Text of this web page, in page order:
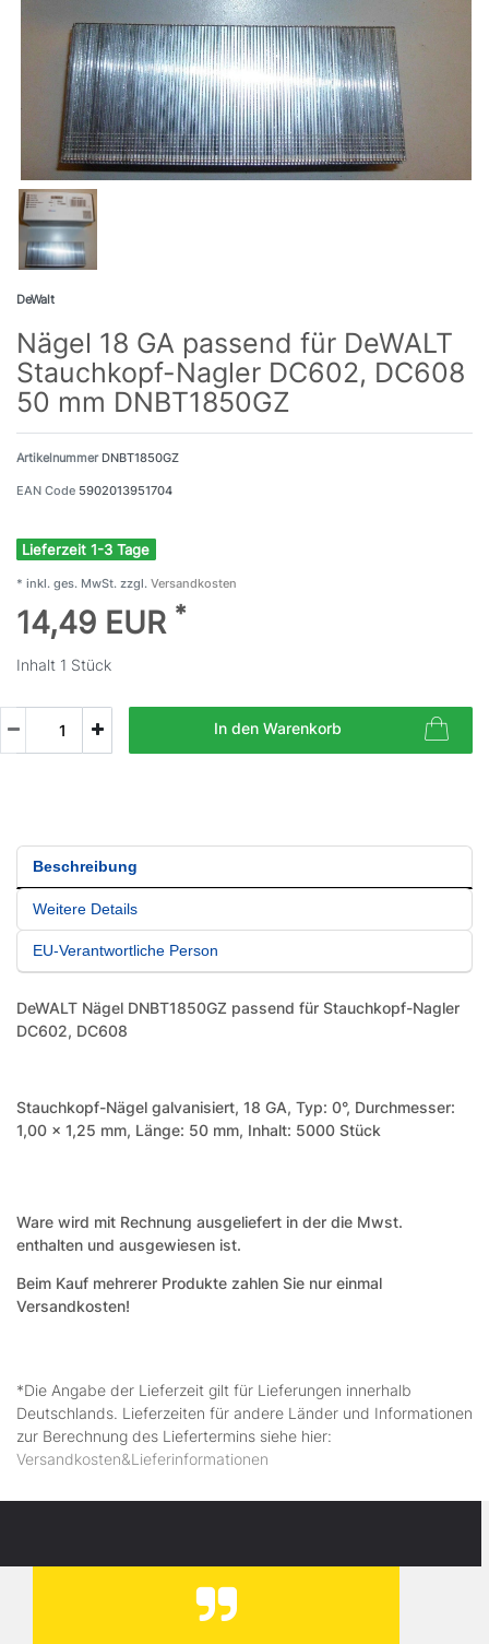
DeWalt
Nägel 18 GA passend für DeWALT
Stauchkopf-Nagler DC602, DC608
50 mm DNBT1850GZ
Artikelnummer DNBT1850GZ
EAN Code 5902013951704
Lieferzeit 1-3 Tage
* inkl. ges. MwSt. zzgl. Versandkosten
14,49 EUR *
Inhalt 1 Stück
In den Warenkorb
Beschreibung
Weitere Details
EU-Verantwortliche Person
DeWALT Nägel DNBT1850GZ passend für Stauchkopf-Nagler
DC602, DC608
Stauchkopf-Nägel galvanisiert, 18 GA, Typ: 0°, Durchmesser:
1,00 x 1,25 mm, Länge: 50 mm, Inhalt: 5000 Stück
Ware wird mit Rechnung ausgeliefert in der die Mwst.
enthalten und ausgewiesen ist.
Beim Kauf mehrerer Produkte zahlen Sie nur einmal
Versandkosten!
*Die Angabe der Lieferzeit gilt für Lieferungen innerhalb
Deutschlands. Lieferzeiten für andere Länder und Informationen
zur Berechnung des Liefertermins siehe hier:
Versandkosten&Lieferinformationen